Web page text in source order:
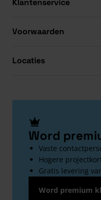
Klantenservice
Voorwaarden
Locaties
Word
Vaste
Hogere
Gratis levering
Word premium